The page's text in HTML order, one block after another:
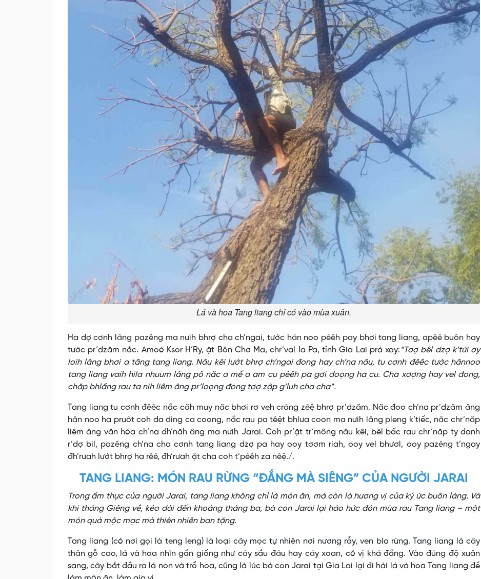
Lá và hoa Tang liang chỉ có vào mùa xuân.
Ha dợ cơnh lâng pazêng ma nưih bhrợ cha ch’ngai, tước hân noo pêêh pay bhơi tang liang, apêê buôn hay
tước pr’dzăm nắc. Amoó Ksor H’Ry, ặt Bôn Chơ Ma, chr’val Ia Pa, tỉnh Gia Lai prá xay: “Tơợ bêl dzợ k’tứi ơy
loih lâng bhơi a tăng tang liang. Nâu kêi lướt bhrợ ch’ngai đong hay ch’na nâu, tu cơnh đêêc tước hânnoo
tang liang vaih hila nhuum lâng pô năc a mế a am cu pêêh pa gơi đoọng ha cu. Cha xơợng hay vel đong,
chăp bhlầng rau ta nih liêm âng pr’loọng đong tơợ zập g’luh cha cha”.
Tang liang tu cơnh đêêc nắc căh muy năc bhơi rơ veh crâng zêệ bhrợ pr’dzăm. Năc đoo ch’na pr’dzăm âng
hân noo ha pruôt coh da ding ca coong, nắc rau pa têệt bhlưa coon ma nưih lâng pleng k’tiếc, năc chr’năp
liêm âng văn hóa ch’na đh’năh âng ma nưih Jarai. Coh pr’ặt tr’mông nâu kêi, bêl bấc rau chr’năp ty đanh
r’dợ bil, pazêng ch’na cha cơnh tang liang dzợ pa hay ooy tơơm riah, ooy vel bhươl, ooy pazêng t’ngay
đh’rưah lướt bhrợ ha rêê, đh’rưah ặt cha coh t’pêêh za nêệ./.
TANG LIANG: MÓN RAU RỪNG “ĐẮNG MÀ SIÊNG” CỦA NGƯỜI JARAI
Trong ẩm thực của người Jarai, tang liang không chỉ là món ăn, mà còn là hương vị của ký ức buôn làng. Và
khi tháng Giêng về, kéo dài đến khoảng tháng ba, bà con Jarai lại háo hức đón mùa rau Tang liang – một
món quà mộc mạc mà thiên nhiên ban tặng.
Tang liang (có nơi gọi là teng leng) là loại cây mọc tự nhiên nơi nương rẫy, ven bìa rừng. Tang liang là cây
thân gỗ cao, lá và hoa nhìn gần giống như cây sầu đâu hay cây xoan, có vị khá đắng. Vào đúng độ xuân
sang, cây bắt đầu ra lá non và trổ hoa, cũng là lúc bà con Jarai tại Gia Lai lại đi hái lá và hoa Tang liang đề